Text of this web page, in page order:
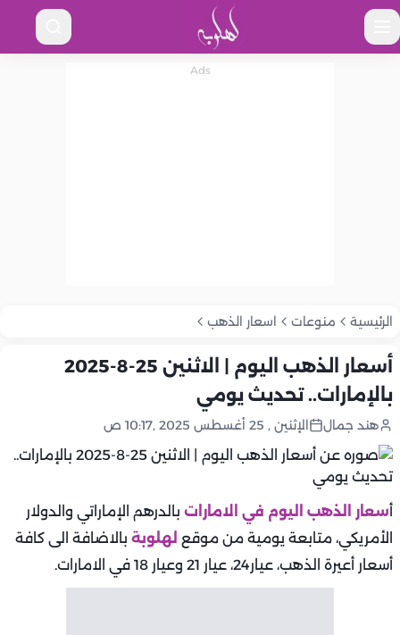
الرئيسية منوعات اسعار الذهب
أسعار الذهب اليوم | الاثنين 25-8-2025
بالإمارات.. تحديث يومي
هند جمال الإثنين , 25 أغسطس 2025 ,10:17 ص
أسعار الذهب اليوم في الامارات بالدرهم الإماراتي والدولار
الأمريكي، متابعة يومية من موقع لهلوبة بالاضافة الى كافة
أسعار أعيرة الذهب، عيار24، عيار 21 وعيار 18 في الامارات.